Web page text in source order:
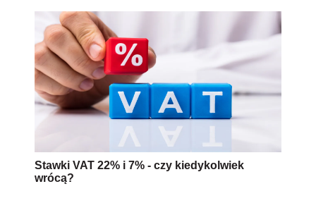
Stawki VAT 22% i 7% - czy kiedykolwiek
wrócą?